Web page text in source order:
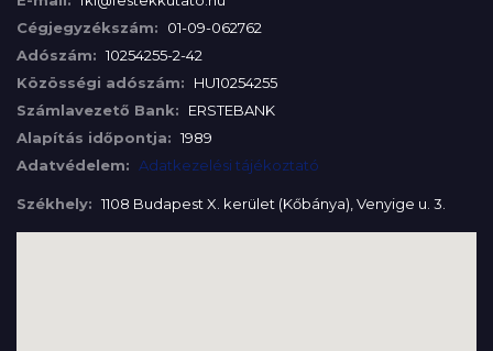
Cégjegyzékszám:
01-09-062762
Adószám: 10254255-2-42
Közösségi adószám:
HU10254255
Számlavezető Bank:
ERSTEBANK
Alapítás időpontja: 1989
Adatvédelem:
Adatkezelési tájékoztató
Székhely: 1108 Budapest X. kerület (Kőbánya), Venyige u. 3.